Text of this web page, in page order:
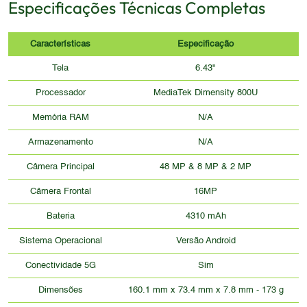
Especificações Técnicas Completas
Características Especificação
Tela 6.43"
Processador MediaTek Dimensity 800U
Memória RAM N/A
Armazenamento N/A
Câmera Principal 48 MP & 8 MP & 2 MP
Câmera Frontal 16MP
Bateria 4310 mAh
Sistema Operacional Versão Android
Conectividade 5G Sim
Dimensões 160.1 mm x 73.4 mm x 7.8 mm - 173 g